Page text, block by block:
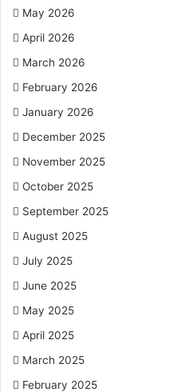
May 2026
April 2026
March 2026
February 2026
January 2026
December 2025
November 2025
October 2025
September 2025
August 2025
July 2025
June 2025
May 2025
April 2025
March 2025
February 2025